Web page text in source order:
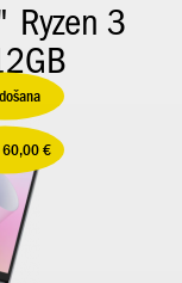
3
60,00 €